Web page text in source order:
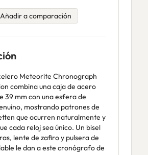
Añadir a comparación
Meteorite Chronograph
combina una caja de acero
39 mm con una esfera de
mostrando patrones de
que ocurren naturalmente y
cada reloj sea único. Un bisel
lente de zafiro y pulsera de
le dan a este cronógrafo de